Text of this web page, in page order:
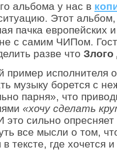
альбома у нас в
Этот альбом,
пачка европейских
с самим ЧИПом.
разве что Злого
исполнителя
музыку борется с
парня», что
«хочу сделать
это сильно
все мысли о том,
тексте, где хочется